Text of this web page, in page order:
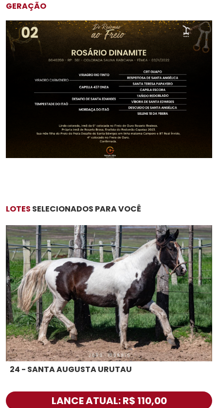
GERAÇÃO
LOTES SELECIONADOS PARA VOCÊ
24 - SANTA AUGUSTA URUTAU
LANCE ATUAL: R$ 110,00